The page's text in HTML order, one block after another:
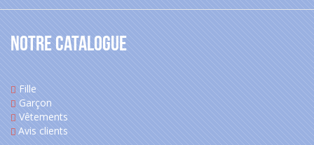
Notre catalogue
Fille
Garçon
Vêtements
Avis clients